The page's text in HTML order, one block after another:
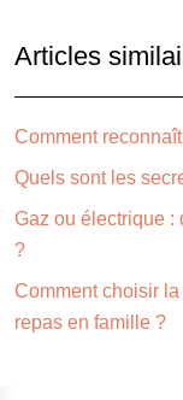
Articles
Comment
Quels sont les
Gaz ou électrique :
?
Comment choisir
repas en famille ?